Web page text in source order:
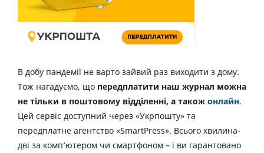
В добу пандемії не варто зайвий раз виходити з дому.
Тож нагадуємо, що передплатити наш журнал можна
не тільки в поштовому відділенні, а також онлайн.
Цей сервіс доступний через «Укрпошту» та
передплатне агентство «SmartPress». Всього хвилина-
дві за комп’ютером чи смартфоном – і ви гарантовано